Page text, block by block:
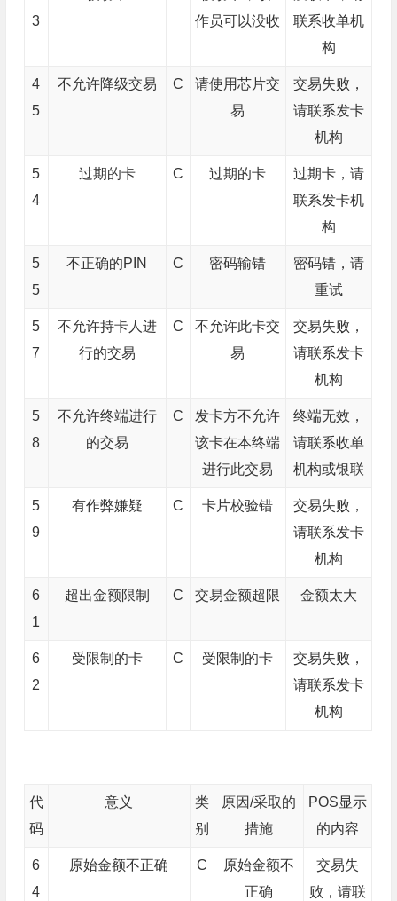
3
作员可以没收
联系收单机
构
4
5
不允许降级交易 C
请使用芯片交
易
交易失败，
请联系发卡
机构
5
4
过期的卡 C 过期的卡
过期卡，请
联系发卡机
构
5
5
不正确的PIN C 密码输错
密码错，请
重试
5
7
不允许持卡人进
行的交易
C
不允许此卡交
易
交易失败，
请联系发卡
机构
5
8
不允许终端进行
的交易
C
发卡方不允许
该卡在本终端
进行此交易
终端无效，
请联系收单
机构或银联
5
9
有作弊嫌疑 C 卡片校验错
交易失败，
请联系发卡
机构
6
1
超出金额限制 C 交易金额超限 金额太大
6
2
受限制的卡 C 受限制的卡
交易失败，
请联系发卡
机构
代
码
意义
类
别
原因/采取的
措施
POS显示
的内容
6
4
原始金额不正确 C
原始金额不
正确
交易失
败，请联